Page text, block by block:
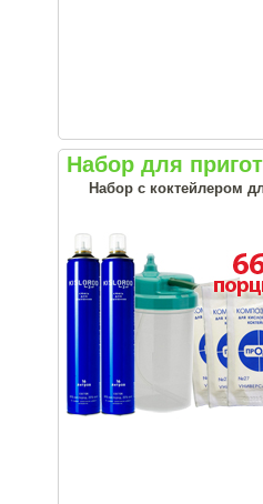
Набор для
Набор с коктейлером